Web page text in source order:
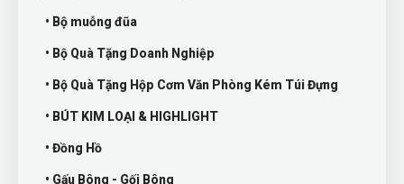
• Bộ muỗng đũa
• Bộ Quà Tặng Doanh Nghiệp
• Bộ Quà Tặng Hộp Cơm Văn Phòng Kém Túi Đựng
• BÚT KIM LOẠI & HIGHLIGHT
• Đồng Hồ
• Gấu Bông - Gối Bông